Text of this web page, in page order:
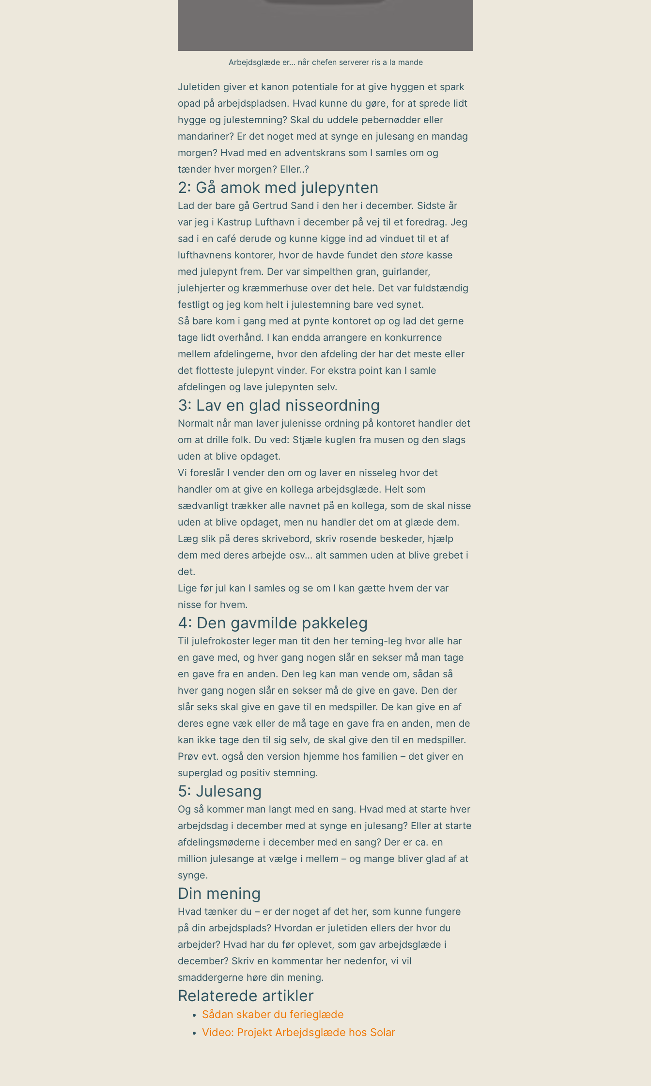
Arbejdsglæde er… når chefen serverer ris a la mande
Juletiden giver et kanon potentiale for at give hyggen et spark
opad på arbejdspladsen. Hvad kunne du gøre, for at sprede lidt
hygge og julestemning? Skal du uddele pebernødder eller
mandariner? Er det noget med at synge en julesang en mandag
morgen? Hvad med en adventskrans som I samles om og
tænder hver morgen? Eller..?
2: Gå amok med julepynten
Lad der bare gå Gertrud Sand i den her i december. Sidste år
var jeg i Kastrup Lufthavn i december på vej til et foredrag. Jeg
sad i en café derude og kunne kigge ind ad vinduet til et af
lufthavnens kontorer, hvor de havde fundet den store kasse
med julepynt frem. Der var simpelthen gran, guirlander,
julehjerter og kræmmerhuse over det hele. Det var fuldstændig
festligt og jeg kom helt i julestemning bare ved synet.
Så bare kom i gang med at pynte kontoret op og lad det gerne
tage lidt overhånd. I kan endda arrangere en konkurrence
mellem afdelingerne, hvor den afdeling der har det meste eller
det flotteste julepynt vinder. For ekstra point kan I samle
afdelingen og lave julepynten selv.
3: Lav en glad nisseordning
Normalt når man laver julenisse ordning på kontoret handler det
om at drille folk. Du ved: Stjæle kuglen fra musen og den slags
uden at blive opdaget.
Vi foreslår I vender den om og laver en nisseleg hvor det
handler om at give en kollega arbejdsglæde. Helt som
sædvanligt trækker alle navnet på en kollega, som de skal nisse
uden at blive opdaget, men nu handler det om at glæde dem.
Læg slik på deres skrivebord, skriv rosende beskeder, hjælp
dem med deres arbejde osv… alt sammen uden at blive grebet i
det.
Lige før jul kan I samles og se om I kan gætte hvem der var
nisse for hvem.
4: Den gavmilde pakkeleg
Til julefrokoster leger man tit den her terning-leg hvor alle har
en gave med, og hver gang nogen slår en sekser må man tage
en gave fra en anden. Den leg kan man vende om, sådan så
hver gang nogen slår en sekser må de give en gave. Den der
slår seks skal give en gave til en medspiller. De kan give en af
deres egne væk eller de må tage en gave fra en anden, men de
kan ikke tage den til sig selv, de skal give den til en medspiller.
Prøv evt. også den version hjemme hos familien – det giver en
superglad og positiv stemning.
5: Julesang
Og så kommer man langt med en sang. Hvad med at starte hver
arbejdsdag i december med at synge en julesang? Eller at starte
afdelingsmøderne i december med en sang? Der er ca. en
million julesange at vælge i mellem – og mange bliver glad af at
synge.
Din mening
Hvad tænker du – er der noget af det her, som kunne fungere
på din arbejdsplads? Hvordan er juletiden ellers der hvor du
arbejder? Hvad har du før oplevet, som gav arbejdsglæde i
december? Skriv en kommentar her nedenfor, vi vil
smaddergerne høre din mening.
Relaterede artikler
Sådan skaber du ferieglæde
Video: Projekt Arbejdsglæde hos Solar